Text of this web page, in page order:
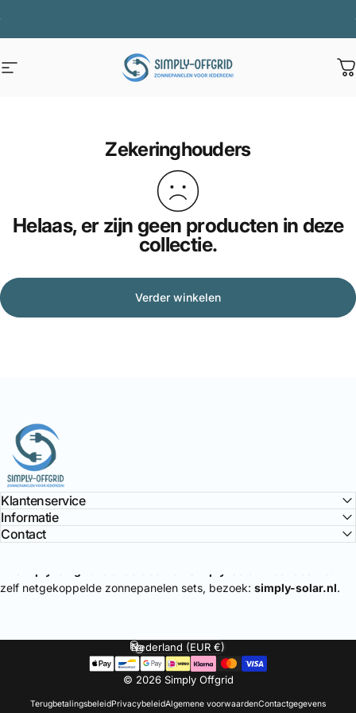
Site navigatie Simply Offgrid
Zekeringhouders
Helaas, er zijn geen producten in deze
collectie.
Verder winkelen
Simply Offgrid
Klantenservice
Informatie
Contact
zelf netgekoppelde zonnepanelen sets, bezoek: simply-solar.nl.
© 2026 Simply Offgrid
TerugbetalingsbeleidPrivacybeleidAlgemene voorwaardenContactgegevens
Land/regio
Nederland (EUR €)